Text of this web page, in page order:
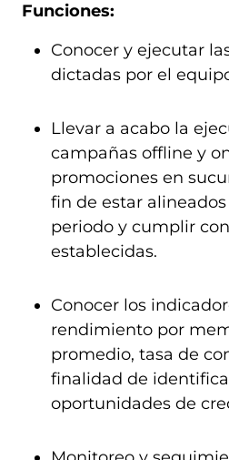
Funciones:
Conocer y ejecutar
dictadas por el
Llevar a acabo la
campañas offline y
promociones en
fin de estar
periodo y cumplir
establecidas.
Conocer los
rendimiento por
promedio, tasa de
finalidad de
oportunidades de